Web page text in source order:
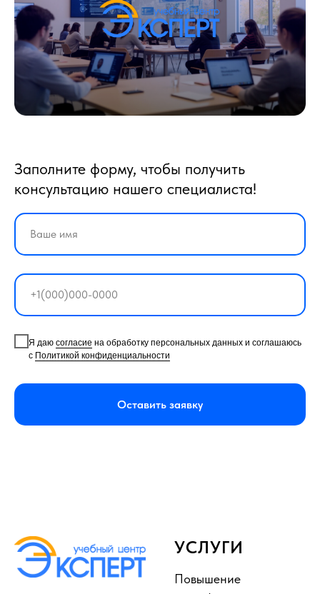
Заполните форму, чтобы получить
консультацию нашего специалиста!
Я даю согласие на обработку персональных данных и соглашаюсь
с Политикой конфиденциальности
Оставить заявку
УСЛУГИ
Повышение